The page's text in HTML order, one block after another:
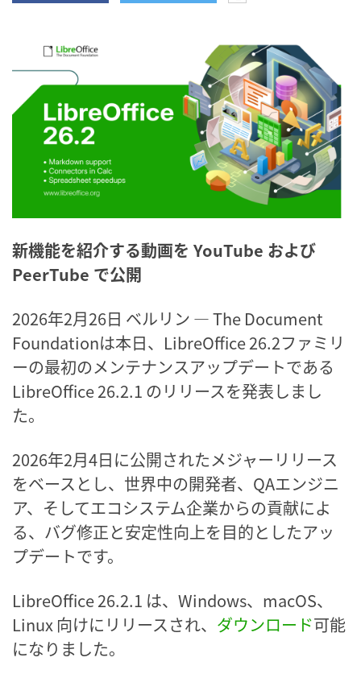
新機能を紹介する動画を YouTube および
PeerTube で公開
2026年2月26日 ベルリン ― The Document
Foundationは本日、LibreOffice 26.2ファミリ
ーの最初のメンテナンスアップデートである
LibreOffice 26.2.1 のリリースを発表しまし
た。
2026年2月4日に公開されたメジャーリリース
をベースとし、世界中の開発者、QAエンジニ
ア、そしてエコシステム企業からの貢献によ
る、バグ修正と安定性向上を目的としたアッ
プデートです。
LibreOffice 26.2.1 は、Windows、macOS、
Linux 向けにリリースされ、 ダウンロード可能
になりました。